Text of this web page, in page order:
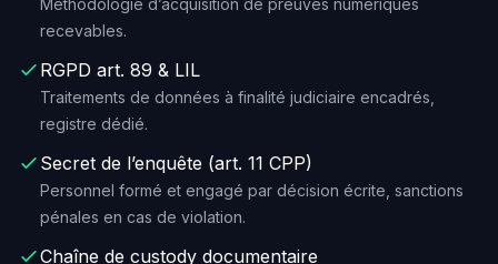
Méthodologie d’acquisition de preuves numériques
recevables.
RGPD art. 89 & LIL
Traitements de données à finalité judiciaire encadrés,
registre dédié.
Secret de l’enquête (art. 11 CPP)
Personnel formé et engagé par décision écrite, sanctions
pénales en cas de violation.
Chaîne de custody documentaire